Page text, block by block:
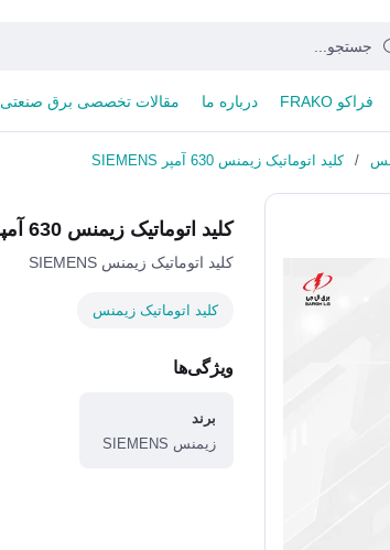
فراکو FRAKO درباره ما مقالات تخصصی برق صنعتی
/ کلید اتوماتیک زیمنس 630 آمپر SIEMENS
کلید اتوماتیک زیمنس 630 آمپر SIEMENS
کلید اتوماتیک زیمنس SIEMENS
کلید اتوماتیک زیمنس
ویژگی‌ها
برند
زیمنس SIEMENS